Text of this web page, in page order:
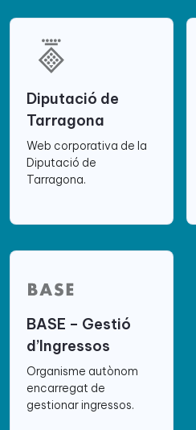
Diputació de
Tarragona
Web corporativa de la
Diputació de
Tarragona.
BASE – Gestió
d’Ingressos
Organisme autònom
encarregat de
gestionar ingressos.